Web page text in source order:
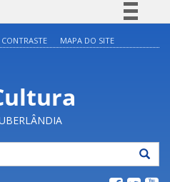
Acesso à informação
Legislação
Canais
MAPA DO SITE